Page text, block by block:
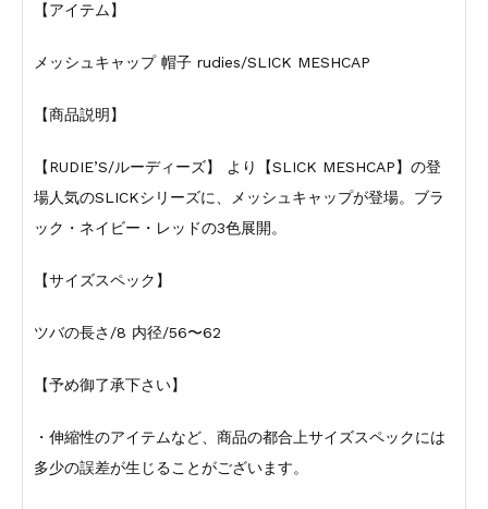
【アイテム】
メッシュキャップ 帽子 rudies/SLICK MESHCAP
【商品説明】
【RUDIE’S/ルーディーズ】 より【SLICK MESHCAP】の登
場人気のSLICKシリーズに、メッシュキャップが登場。ブラ
ック・ネイビー・レッドの3色展開。
【サイズスペック】
ツバの長さ/8 内径/56〜62
【予め御了承下さい】
・伸縮性のアイテムなど、商品の都合上サイズスペックには
多少の誤差が生じることがございます。